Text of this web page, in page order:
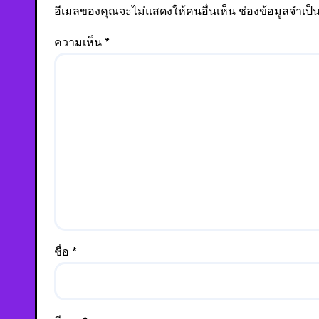
อีเมลของคุณจะไม่แสดงให้คนอื่นเห็น ช่องข้อมูลจำเป็
ความเห็น *
ชื่อ *